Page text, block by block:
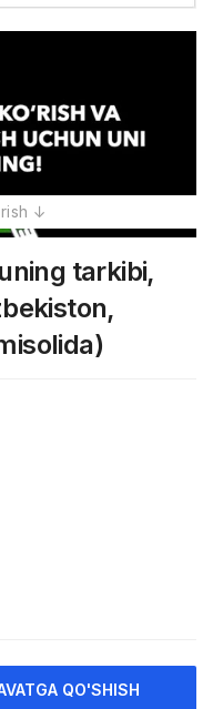
tarkibi,
QO'SHISH